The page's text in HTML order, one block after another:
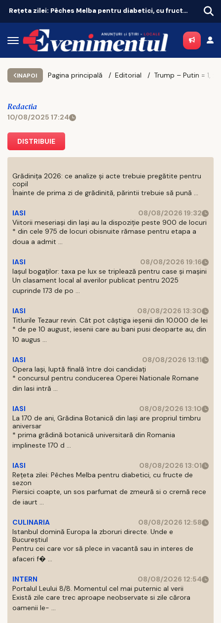
Rețeta zilei: Pêches Melba pentru diabetici, cu fructe de sezon Istanbul domină Europa la zboruri directe. Unde e Bucureștiul
INAPOI Pagina principală Editorial Trump – Putin = 1, x,
Redactia
10/08/2025 17:24
DISTRIBUIE
Grădinița 2026: ce analize și acte trebuie pregătite pentru
copil
Înainte de prima zi de grădinită, părintii trebuie să pună ...
IASI
08/08/2026 19:32
Viitorii meseriași din Iași au la dispoziție peste 900 de locuri
* din cele 975 de locuri obisnuite rămase pentru etapa a
doua a admit ...
IASI
08/08/2026 19:16
Iașul bogaților: taxa pe lux se triplează pentru case și mașini
Un clasament local al averilor publicat pentru 2025
cuprinde 173 de po ...
IASI
08/08/2026 13:30
Titlurile Tezaur revin. Cât pot câștiga ieșenii din 10.000 de lei
* de pe 10 august, iesenii care au bani pusi deoparte au, din
10 augus ...
IASI
08/08/2026 13:11
Opera Iași, luptă finală între doi candidați
* concursul pentru conducerea Operei Nationale Romane
din Iasi intră ...
IASI
08/08/2026 13:10
La 170 de ani, Grădina Botanică din Iași are propriul timbru
aniversar
* prima grădină botanică universitară din Romania
implineste 170 d ...
IASI
08/08/2026 13:01
Rețeta zilei: Pêches Melba pentru diabetici, cu fructe de
sezon
Piersici coapte, un sos parfumat de zmeură si o cremă rece
de iaurt ...
CULINARIA
08/08/2026 12:58
Istanbul domină Europa la zboruri directe. Unde e
Bucureștiul
Pentru cei care vor să plece in vacantă sau in interes de
afaceri f� ...
INTERN
08/08/2026 12:54
Portalul Leului 8/8. Momentul cel mai puternic al verii
Există zile care trec aproape neobservate si zile cărora
oamenii le- ...